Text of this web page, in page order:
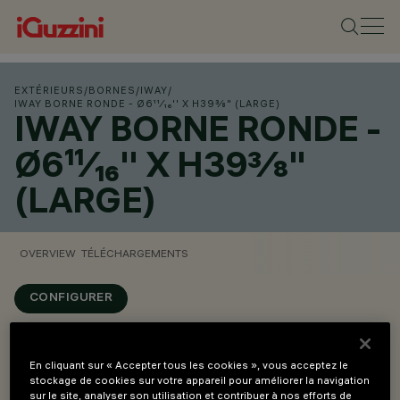
EXTÉRIEURS /BORNES /IWAY/
IWAY BORNE RONDE - Ø6¹¹⁄₁₆'' X H39⅜" (LARGE)
IWAY BORNE RONDE -
Ø6¹¹⁄₁₆'' X H39⅜"
(LARGE)
OVERVIEW TÉLÉCHARGEMENTS
CONFIGURER
Overview
En cliquant sur « Accepter tous les cookies », vous acceptez le
stockage de cookies sur votre appareil pour améliorer la navigation
sur le site, analyser son utilisation et contribuer à nos efforts de